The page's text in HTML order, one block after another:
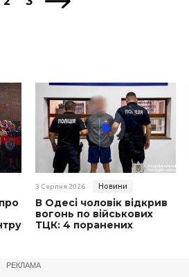
3 Серпня 2026 Новини
В Одесі чоловік відкрив
вогонь по військових
ТЦК: 4 поранених
РЕКЛАМА